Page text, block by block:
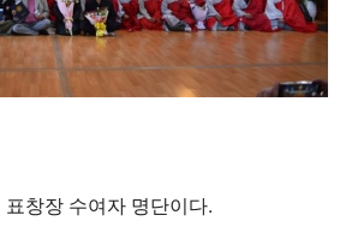
창장 수여자 명단이다.